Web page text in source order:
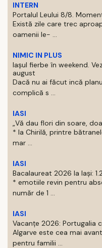
INTERN
Portalul Leului 8/8.
Există zile care trec
oamenii le- ...
NIMIC IN PLUS
Iașul fierbe în weekend.
august
Dacă nu ai făcut incă
complică s ...
IASI
„Vă dau flori din soare,
* la Chirilă, printre
mar ...
IASI
Bacalaureat 2026 la Iași:
* emotiile revin pentru
număr de 1 ...
IASI
Vacanțe 2026: Portugalia
Algarve este cea mai
pentru familii ...